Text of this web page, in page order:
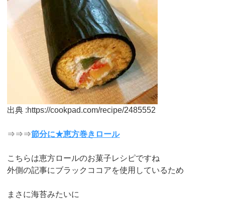
出典 :https://cookpad.com/recipe/2485552
⇒⇒⇒節分に★恵方巻きロール
こちらは恵方ロールのお菓子レシピですね
外側の記事にブラックココアを使用しているため
まさに海苔みたいに